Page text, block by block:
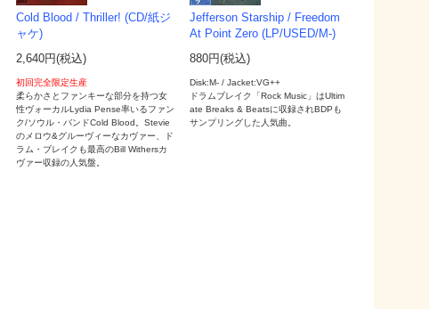
Cold Blood / Thriller! (CD/紙ジ
ャケ)
2,640円(税込)
初回完全限定生産
柔らかさとファンキーな部分を持つ女
性ヴォーカルLydia Pense率いるファン
ク/ソウル・バンドCold Blood。Stevie
のメロウ&グルーヴィーなカヴァー、ド
ラム・ブレイクも最高のBill Withersカ
ヴァー収録の人気盤。
Jefferson Starship / Freedom
At Point Zero (LP/USED/M-)
880円(税込)
Disk:M- / Jacket:VG++
ドラムブレイク「Rock Music」はUltim
ate Breaks & Beatsに収録されBDPも
サンプリングした人気曲。